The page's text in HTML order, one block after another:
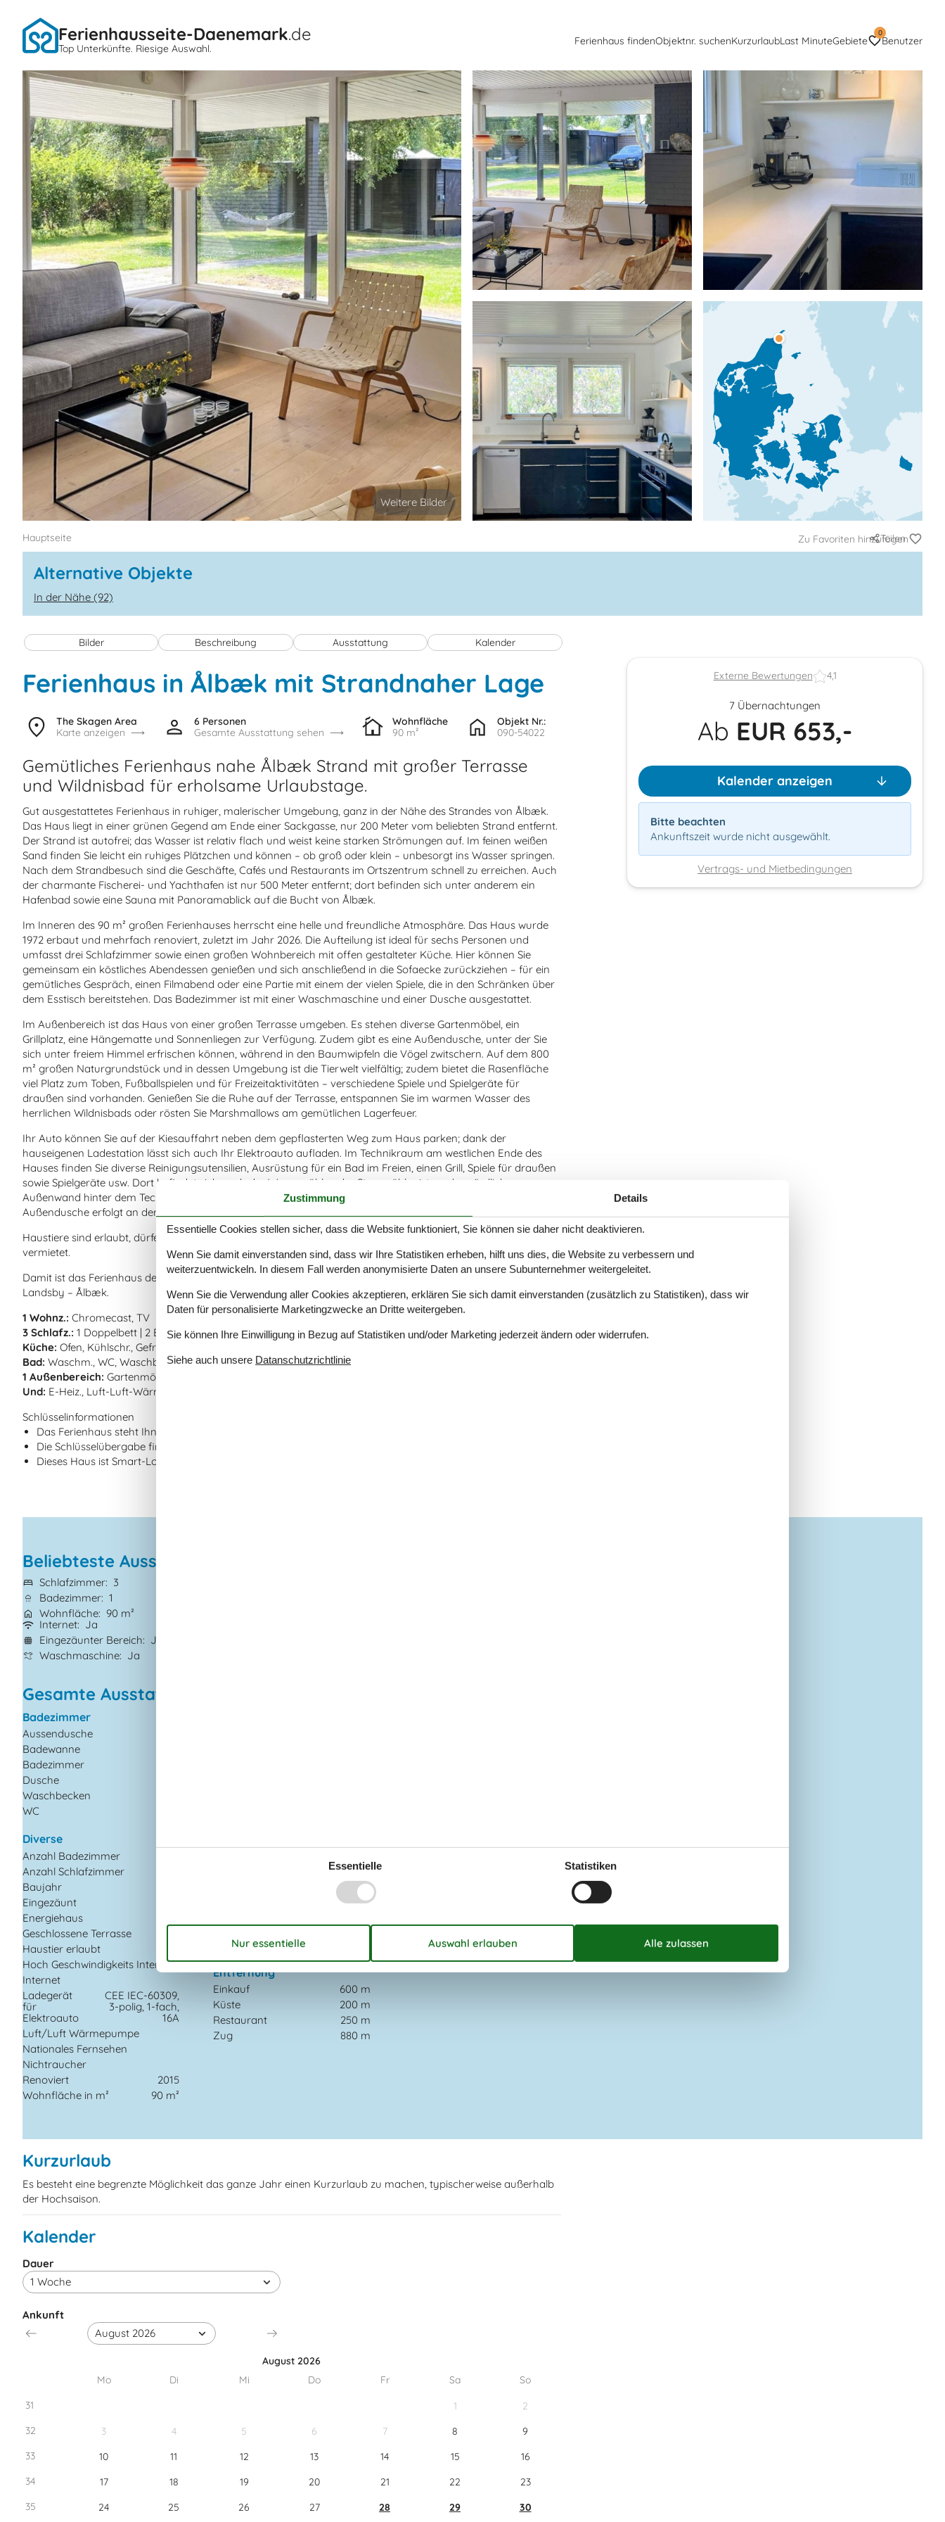
Ferienhausseite-Daenemark.de
Top Unterkünfte. Riesige Auswahl.
Ferienhaus findenObjektnr. suchenKurzurlaubLast MinuteGebiete
0
Benutzer
Hauptseite Zu Favoriten hinzufügen
Teilen
Alternative Objekte
In der Nähe (92)
Bilder Beschreibung Ausstattung Kalender
Ferienhaus in Ålbæk mit Strandnaher Lage
The Skagen Area
Karte anzeigen
6 Personen
Gesamte Ausstattung sehen
Wohnfläche
90 m²
Objekt Nr.:
090-54022
Gemütliches Ferienhaus nahe Ålbæk Strand mit großer Terrasse
und Wildnisbad für erholsame Urlaubstage.
Gut ausgestattetes Ferienhaus in ruhiger, malerischer Umgebung, ganz in der Nähe des Strandes von Ålbæk.
Das Haus liegt in einer grünen Gegend am Ende einer Sackgasse, nur 200 Meter vom beliebten Strand entfernt.
Der Strand ist autofrei; das Wasser ist relativ flach und weist keine starken Strömungen auf. Im feinen weißen
Sand finden Sie leicht ein ruhiges Plätzchen und können – ob groß oder klein – unbesorgt ins Wasser springen.
Nach dem Strandbesuch sind die Geschäfte, Cafés und Restaurants im Ortszentrum schnell zu erreichen. Auch
der charmante Fischerei- und Yachthafen ist nur 500 Meter entfernt; dort befinden sich unter anderem ein
Hafenbad sowie eine Sauna mit Panoramablick auf die Bucht von Ålbæk.
Im Inneren des 90 m² großen Ferienhauses herrscht eine helle und freundliche Atmosphäre. Das Haus wurde
1972 erbaut und mehrfach renoviert, zuletzt im Jahr 2026. Die Aufteilung ist ideal für sechs Personen und
umfasst drei Schlafzimmer sowie einen großen Wohnbereich mit offen gestalteter Küche. Hier können Sie
gemeinsam ein köstliches Abendessen genießen und sich anschließend in die Sofaecke zurückziehen – für ein
gemütliches Gespräch, einen Filmabend oder eine Partie mit einem der vielen Spiele, die in den Schränken über
dem Esstisch bereitstehen. Das Badezimmer ist mit einer Waschmaschine und einer Dusche ausgestattet.
Im Außenbereich ist das Haus von einer großen Terrasse umgeben. Es stehen diverse Gartenmöbel, ein
Grillplatz, eine Hängematte und Sonnenliegen zur Verfügung. Zudem gibt es eine Außendusche, unter der Sie
sich unter freiem Himmel erfrischen können, während in den Baumwipfeln die Vögel zwitschern. Auf dem 800
m² großen Naturgrundstück und in dessen Umgebung ist die Tierwelt vielfältig; zudem bietet die Rasenfläche
viel Platz zum Toben, Fußballspielen und für Freizeitaktivitäten – verschiedene Spiele und Spielgeräte für
draußen sind vorhanden. Genießen Sie die Ruhe auf der Terrasse, entspannen Sie im warmen Wasser des
herrlichen Wildnisbads oder rösten Sie Marshmallows am gemütlichen Lagerfeuer.
Ihr Auto können Sie auf der Kiesauffahrt neben dem gepflasterten Weg zum Haus parken; dank der
hauseigenen Ladestation lässt sich auch Ihr Elektroauto aufladen. Im Technikraum am westlichen Ende des
Hauses finden Sie diverse Reinigungsutensilien, Ausrüstung für ein Bad im Freien, einen Grill, Spiele für draußen
sowie Spielgeräte usw. Dort befindet sich auch der Wasserzähler; der Stromzähler ist an der nördlichen
Außenwand hinter dem Technikraum angebracht, und die Steuerung für das Kalt- und Warmwasser der
Außendusche erfolgt an der Nordseite des Hauses unter dem Küchenfenster.
Haustiere sind erlaubt, dürfen jedoch nicht auf Betten oder Möbel. Das Haus wird nicht an Jugendgruppen
vermietet.
Damit ist das Ferienhaus der ideale Ausgangspunkt für einen wunderbaren Urlaub zu jeder Jahreszeit in Lysets
Landsby – Ålbæk.
1 Wohnz.: Chromecast, TV
3 Schlafz.: 1 Doppelbett | 2 Betten | 2 Betten
Küche: Ofen, Kühlschr., Gefriertruhe 60-99 l., induktionskomfur, Kaffeem., Spülm.
Bad: Waschm., WC, Waschb., Dusche
1 Außenbereich: Gartenmöbel, Liegestühle, Holzkohlegrill, Terrasse, Außendusche
Und: E-Heiz., Luft-Luft-Wärmepumpe, Spielgeräte, Garten 1000 m2 , reizvolle Lage, Nichtraucherhaus
Schlüsselinformationen
Das Ferienhaus steht Ihnen am Anreisetag ab 16:00 Uhr zur Verfügung.
Die Schlüsselübergabe findet am Haus statt.
Dieses Haus ist Smart-Lock-fähig
Beliebteste Ausstattungen
Schlafzimmer
3
Badezimmer 1
Wohnfläche
90 m²
Internet
Ja
Eingezäunter Bereich
Ja
Waschmaschine
Ja
Gesamte Ausstattung
Badezimmer
Aussendusche
Badewanne
Badezimmer
Dusche
Waschbecken
WC
Diverse
Anzahl Badezimmer
Anzahl Schlafzimmer
Baujahr
Eingezäunt
Energiehaus
Geschlossene Terrasse
Haustier erlaubt
Hoch Geschwindigkeits Internet
Internet
Ladegerät
für
Elektroauto
CEE IEC-60309,
3-polig, 1-fach,
16A
Luft/Luft Wärmepumpe
Nationales Fernsehen
Nichtraucher
Renoviert
2015
Wohnfläche in m²
90 m²
TV
Waschmaschine
Entfernung
Einkauf
600 m
Küste
200 m
Restaurant
250 m
Zug
880 m
Kurzurlaub
Es besteht eine begrenzte Möglichkeit das ganze Jahr einen Kurzurlaub zu machen, typischerweise außerhalb
der Hochsaison.
Kalender
Ankunft
August 2026
Mo
Di Mi Do Fr Sa
So
31
1
2
32
3 4 5 6 7 8
9
33
10 11 12 13 14 15
16
34
17 18 19 20 21 22
23
35
24 25 26 27 28 29 30
Dauer
Externe Bewertungen 4,1
7 Übernachtungen
Ab EUR 653,-
Kalender anzeigen
Bitte beachten
Ankunftszeit wurde nicht ausgewählt.
Vertrags- und Mietbedingungen
Zustimmung Details
Essentielle Cookies stellen sicher, dass die Website funktioniert, Sie können sie daher nicht deaktivieren.
Wenn Sie damit einverstanden sind, dass wir Ihre Statistiken erheben, hilft uns dies, die Website zu verbessern und
weiterzuentwickeln. In diesem Fall werden anonymisierte Daten an unsere Subunternehmer weitergeleitet.
Wenn Sie die Verwendung aller Cookies akzeptieren, erklären Sie sich damit einverstanden (zusätzlich zu Statistiken), dass wir
Daten für personalisierte Marketingzwecke an Dritte weitergeben.
Sie können Ihre Einwilligung in Bezug auf Statistiken und/oder Marketing jederzeit ändern oder widerrufen.
Siehe auch unsere Datanschutzrichtlinie
Essentielle Statistiken